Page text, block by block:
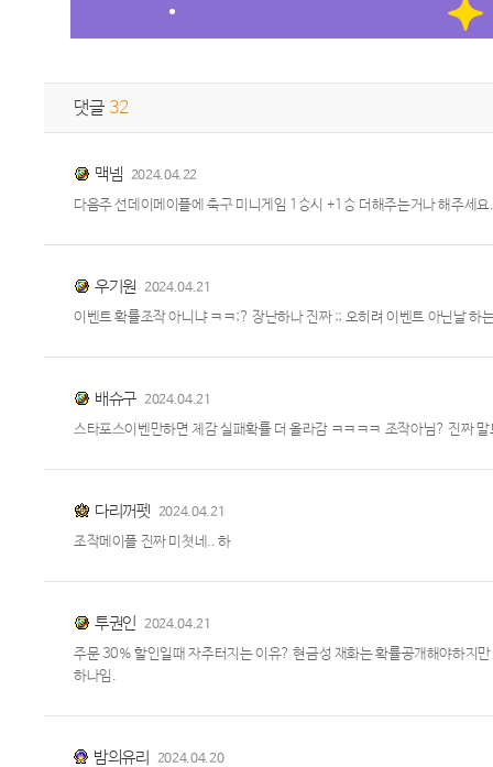
댓글 32
맥넴 2024.04.22
다음주 선데이메이플에 축구 미니게임 1승시 +1승 더해주는거나 해주세
우기원 2024.04.21
이벤트 확률조작 아니냐 ㅋㅋ;? 장난하나 진짜 ;; 오히려 이벤트 아닌날 하
배슈구 2024.04.21
스타포스이벤만하면 체감 실패확률 더 올라감 ㅋㅋㅋㅋ 조작아님? 진짜
다리꺼펫 2024.04.21
조작메이플 진짜 미쳣네.. 하
투권인 2024.04.21
주문 30% 할인일때 자주터지는 이유? 현금성 재화는 확률공개해야하지
하나임.
밤의유리 2024.04.20